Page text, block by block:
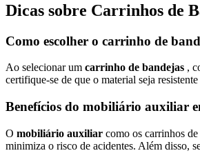
Dicas sobre Carrinhos de
Como escolher o carrinho de
Ao selecionar um carrinho de bandejas ,
certifique-se de que o material seja
Benefícios do mobiliário auxiliar
O mobiliário auxiliar como os carrinhos
minimiza o risco de acidentes. Além disso,